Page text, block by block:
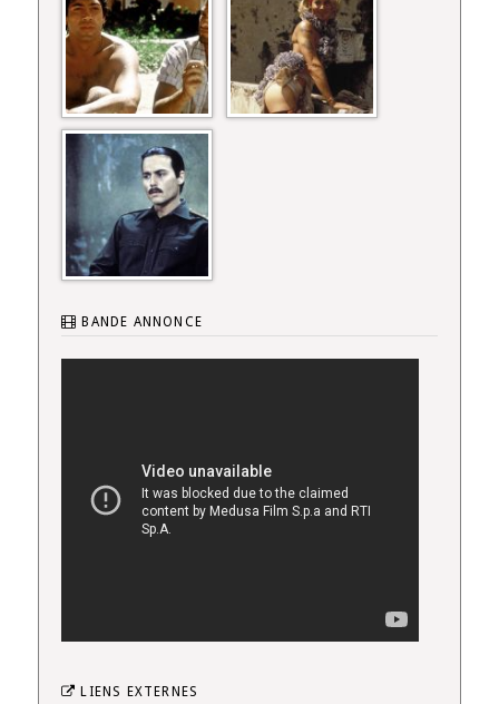
BANDE ANNONCE
LIENS EXTERNES